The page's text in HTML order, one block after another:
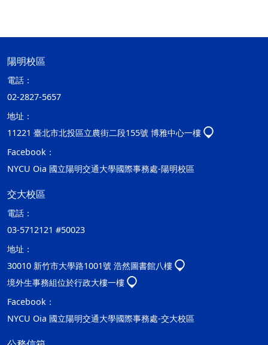
陽明校區
電話：
02-2827-5657
地址：
11221 臺北市北投區立農街二段155號 博雅中心一樓
Facebook：
NYCU Oia 國立陽明交通大學國際事務處-陽明校區
交大校區
電話：
03-5712121 #50023
地址：
30010 新竹市大學路1001號 浩然圖書館八樓
境外生事務組位於行政大樓一樓
Facebook：
NYCU Oia 國立陽明交通大學國際事務處-交大校區